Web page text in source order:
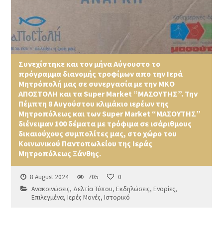
Συνεχίστηκε και τον μήνα Αύγουστο το
πρόγραμμα διανομής τροφίμων απο την Ιερά
Μητρόπολή μας σε συνεργασία με την ΜΚΟ
ΑΠΟΣΤΟΛΗ και τα Super Market “ΜΑΣΟΥΤΗΣ”. Την
Πέμπτη 8 Αυγούστου κλιμάκιο ιερέων της
Μητροπόλεως και των Super Market “ΜΑΣΟΥΤΗΣ”
διένειμαν 100 δέματα με τρόφιμα σε ισάριθμους
δικαιούχους συμπολίτες μας, στο χώρο του
Κοινωνικού Παντοπωλείου της Ιεράς
Μητροπόλεως Ξάνθης.
8 August 2024 705
0
Ανακοινώσεις, Δελτία Τύπου,Εκδηλώσεις,Ενορίες,
Επιλεγμένα,Ιερές Μονές,Ιστορικό